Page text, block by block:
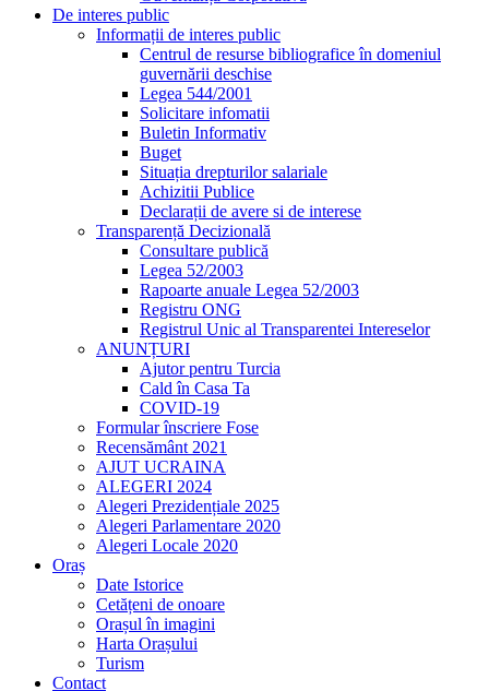
De interes public
Informații de interes public
Centrul de resurse bibliografice în domeniul
guvernării deschise
Legea 544/2001
Solicitare infomatii
Buletin Informativ
Buget
Situația drepturilor salariale
Achizitii Publice
Declarații de avere si de interese
Transparență Decizională
Consultare publică
Legea 52/2003
Rapoarte anuale Legea 52/2003
Registru ONG
Registrul Unic al Transparentei Intereselor
ANUNȚURI
Ajutor pentru Turcia
Cald în Casa Ta
COVID-19
Formular înscriere Fose
Recensământ 2021
AJUT UCRAINA
ALEGERI 2024
Alegeri Prezidențiale 2025
Alegeri Parlamentare 2020
Alegeri Locale 2020
Oraș
Date Istorice
Cetățeni de onoare
Orașul în imagini
Harta Orașului
Turism
Contact